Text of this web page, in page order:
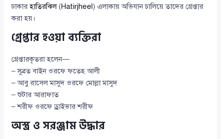
ঢাকারহাতিরঝিল(Hatirjheel ) এলাকায় অভিযান চালিয়ে তাদের গ্রেপ্তার
করা হয়।
গ্রেপ্তার হওয়া ব্যক্তিরা
গ্রেপ্তারকৃতরা হলেন—
– সুব্রত বাইন ওরফে ফতেহ আলী
– আবু রাসেল মাসুদ ওরফে মোল্লা মাসুদ
– শুটার আরাফাত
– শরীফ ওরফে ড্রাইভার শরীফ
অস্ত্র ও সরঞ্জাম উদ্ধার